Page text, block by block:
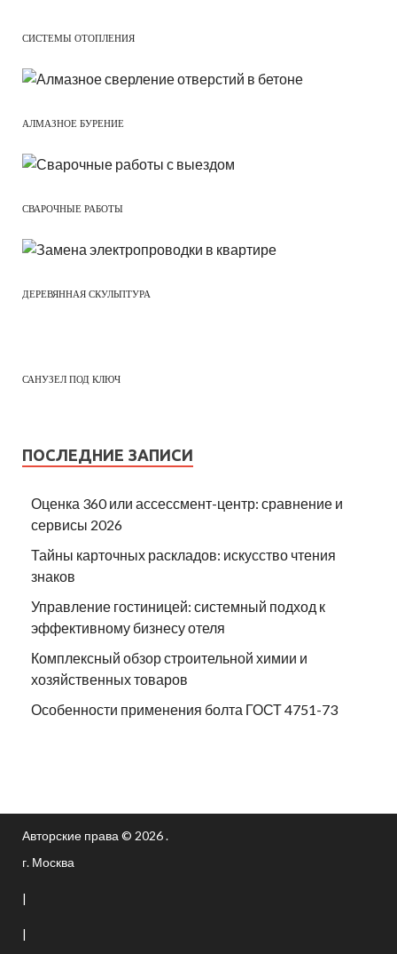
СИСТЕМЫ ОТОПЛЕНИЯ
АЛМАЗНОЕ БУРЕНИЕ
СВАРОЧНЫЕ РАБОТЫ
ДЕРЕВЯННАЯ СКУЛЬПТУРА
САНУЗЕЛ ПОД КЛЮЧ
ПОСЛЕДНИЕ ЗАПИСИ
Оценка 360 или ассессмент-центр: сравнение и
сервисы 2026
Тайны карточных раскладов: искусство чтения
знаков
Управление гостиницей: системный подход к
эффективному бизнесу отеля
Комплексный обзор строительной химии и
хозяйственных товаров
Особенности применения болта ГОСТ 4751-73
Авторские права © 2026 .
г. Москва